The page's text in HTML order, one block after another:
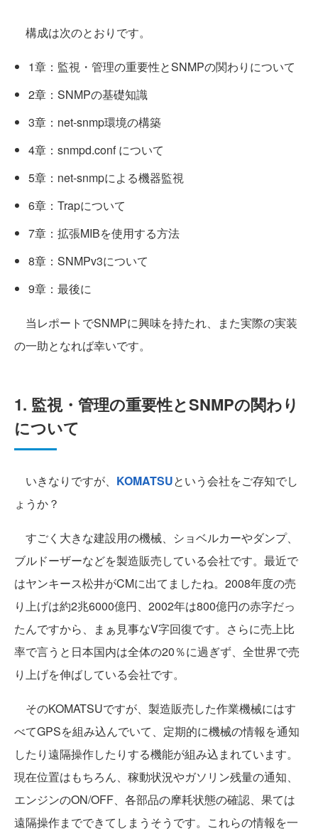
構成は次のとおりです。
1章：監視・管理の重要性とSNMPの関わりについて
2章：SNMPの基礎知識
3章：net-snmp環境の構築
4章：snmpd.conf について
5章：net-snmpによる機器監視
6章：Trapについて
7章：拡張MIBを使用する方法
8章：SNMPv3について
9章：最後に
当レポートでSNMPに興味を持たれ、また実際の実装
の一助となれば幸いです。
1. 監視・管理の重要性とSNMPの関わり
について
いきなりですが、 KOMATSUという会社をご存知でし
ょうか？
すごく大きな建設用の機械、ショベルカーやダンプ、
ブルドーザーなどを製造販売している会社です。最近で
はヤンキース松井がCMに出てましたね。2008年度の売
り上げは約2兆6000億円、2002年は800億円の赤字だっ
たんですから、まぁ見事なV字回復です。さらに売上比
率で言うと日本国内は全体の20％に過ぎず、全世界で売
り上げを伸ばしている会社です。
そのKOMATSUですが、製造販売した作業機械にはす
べてGPSを組み込んでいて、定期的に機械の情報を通知
したり遠隔操作したりする機能が組み込まれています。
現在位置はもちろん、稼動状況やガソリン残量の通知、
エンジンのON/OFF、各部品の摩耗状態の確認、果ては
遠隔操作までできてしまうそうです。これらの情報を一